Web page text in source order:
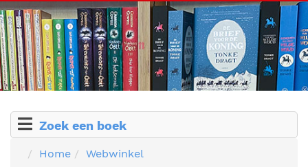
Zoek een boek
Home
Webwinkel